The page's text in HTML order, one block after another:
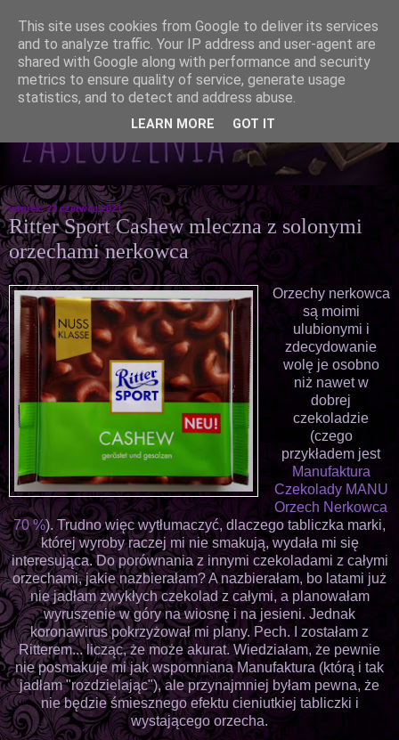
wtorek, 22 czerwca 2021
Ritter Sport Cashew mleczna z solonymi
orzechami nerkowca
Orzechy nerkowca
są moimi
ulubionymi i
zdecydowanie
wolę je osobno
niż nawet w
dobrej
czekoladzie
(czego
przykładem jest
Manufaktura
Czekolady MANU
Orzech Nerkowca
70 %). Trudno więc wytłumaczyć, dlaczego tabliczka marki,
której wyroby raczej mi nie smakują, wydała mi się
interesująca. Do porównania z innymi czekoladami z całymi
orzechami, jakie nazbierałam? A nazbierałam, bo latami już
nie jadłam zwykłych czekolad z całymi, a planowałam
wyruszenie w góry na wiosnę i na jesieni. Jednak
koronawirus pokrzyżował mi plany. Pech. I zostałam z
Ritterem... licząc, że może akurat. Wiedziałam, że pewnie
nie posmakuje mi jak wspomniana Manufaktura (którą i tak
jadłam "rozdzielając"), ale przynajmniej byłam pewna, że
nie będzie śmiesznego efektu cieniutkiej tabliczki i
wystającego orzecha.
This site uses cookies from Google to deliver its services
and to analyze traffic. Your IP address and user-agent are
shared with Google along with performance and security
metrics to ensure quality of service, generate usage
statistics, and to detect and address abuse.
LEARN MORE GOT IT